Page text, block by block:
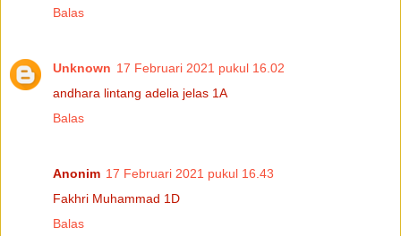
Balas
Unknown 17 Februari 2021 pukul 16.02
andhara lintang adelia jelas 1A
Balas
Anonim 17 Februari 2021 pukul 16.43
Fakhri Muhammad 1D
Balas